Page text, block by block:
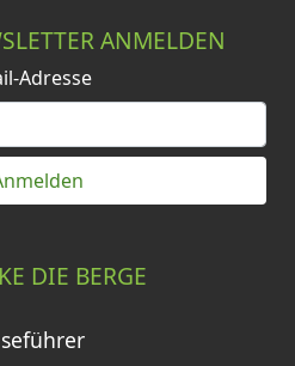
ANMELDEN
Adresse
DIE BERGE